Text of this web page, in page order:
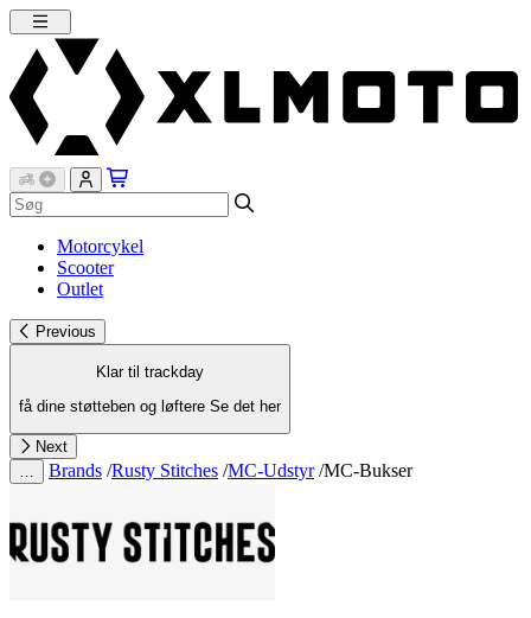
Motorcykel
Scooter
Outlet
Previous
Klar til trackday
få dine støtteben og løftere Se det her
Next
Brands /Rusty Stitches /MC-Udstyr /MC-Bukser